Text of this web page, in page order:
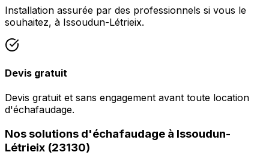
Installation assurée par des professionnels si vous le
souhaitez, à Issoudun-Létrieix.
Devis gratuit
Devis gratuit et sans engagement avant toute location
d'échafaudage.
Nos solutions d'échafaudage à Issoudun-
Létrieix (23130)